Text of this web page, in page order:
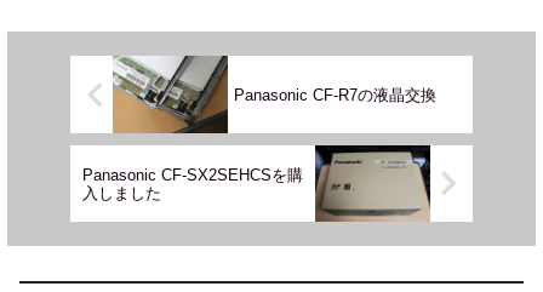
Panasonic CF-R7の液晶交換
Panasonic CF-SX2SEHCSを購
入しました